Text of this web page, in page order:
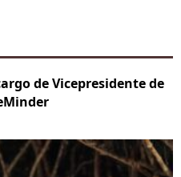
de Vicepresidente de